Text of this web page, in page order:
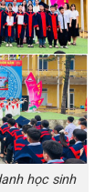
học sinh